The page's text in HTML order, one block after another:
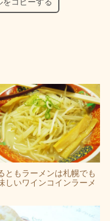
ともラーメンは札幌でも
しいワインコインラーメ